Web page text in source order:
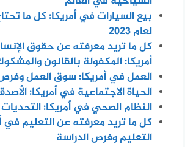
بيع السيارات في أمريكا: كل ما
لعام 2023
كل ما تريد معرفته عن حقوق
أمريكا: المكفولة بالقانون
العمل في أمريكا: سوق العمل
الحياة الاجتماعية في أمريكا:
النظام الصحي في أمريكا:
كل ما تريد معرفته عن التعليم في
التعليم وفرص الدراسة